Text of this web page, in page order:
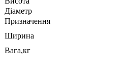
Діаметр
Призначення
Ширина
Вага,кг